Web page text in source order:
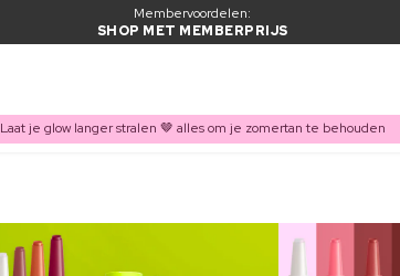
Membervoordelen:
SHOP MET MEMBERPRIJS
Laat je glow langer stralen 🤎 alles om je zomertan te behouden